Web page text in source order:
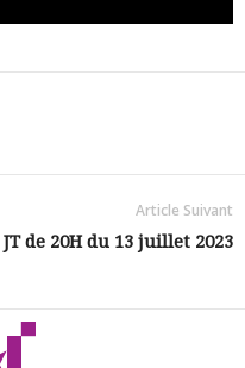
Article Suivant
JT de 20H du 13 juillet 2023